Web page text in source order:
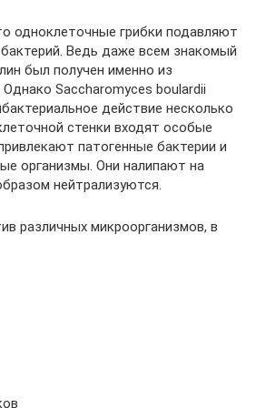
одноклеточные грибки подавляют
Ведь даже всем знакомый
был получен именно из
Saccharomyces boulardii
действие несколько
стенки входят особые
патогенные бактерии и
организмы. Они налипают на
нейтрализуются.
различных микроорганизмов, в